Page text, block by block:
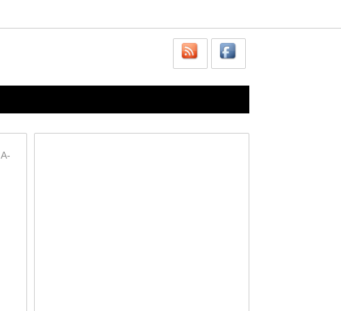
A-